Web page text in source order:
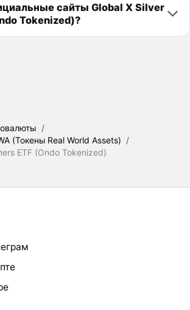
сайты Global X Silver
Tokenized)?
/
(Токены Real World Assets) /
ETF (Ondo Tokenized)